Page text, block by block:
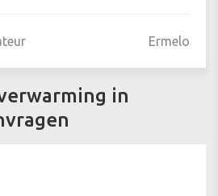
Ermelo
in